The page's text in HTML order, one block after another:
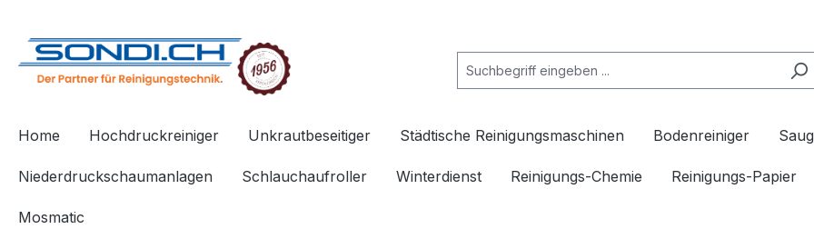
Home Hochdruckreiniger Unkrautbeseitiger Städtische Reinigungsmaschinen Bodenreiniger
Niederdruckschaumanlagen Schlauchaufroller Winterdienst Reinigungs-Chemie Reinigungs-Papier
Mosmatic